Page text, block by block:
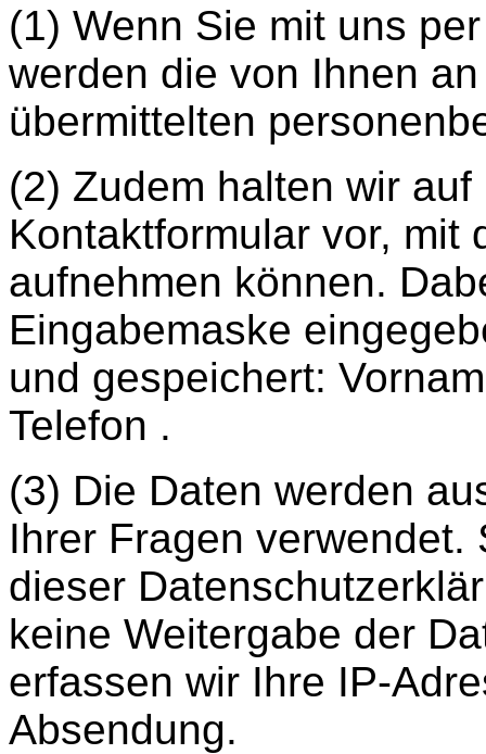
(1) Wenn Sie mit uns
werden die von Ihnen
übermittelten
(2) Zudem halten wir
Kontaktformular vor, mit
aufnehmen können.
Eingabemaske
und gespeichert:
Telefon .
(3) Die Daten werden
Ihrer Fragen
dieser
keine Weitergabe der
erfassen wir Ihre IP-
Absendung.